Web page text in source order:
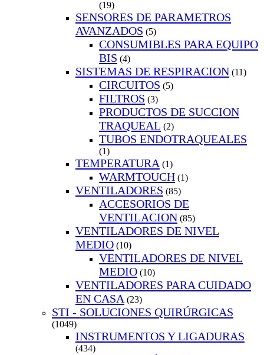
(19)
SENSORES DE PARAMETROS
AVANZADOS (5)
CONSUMIBLES PARA EQUIPO
BIS (4)
SISTEMAS DE RESPIRACION (11)
CIRCUITOS (5)
FILTROS (3)
PRODUCTOS DE SUCCION
TRAQUEAL (2)
TUBOS ENDOTRAQUEALES
(1)
TEMPERATURA (1)
WARMTOUCH (1)
VENTILADORES (85)
ACCESORIOS DE
VENTILACION (85)
VENTILADORES DE NIVEL
MEDIO (10)
VENTILADORES DE NIVEL
MEDIO (10)
VENTILADORES PARA CUIDADO
EN CASA (23)
STI - SOLUCIONES QUIRÚRGICAS
(1049)
INSTRUMENTOS Y LIGADURAS
(434)